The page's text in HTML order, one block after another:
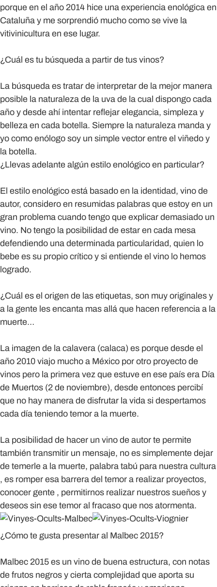
porque en el año 2014 hice una experiencia enológica en
Cataluña y me sorprendió mucho como se vive la
vitivinicultura en ese lugar.
¿Cuál es tu búsqueda a partir de tus vinos?
La búsqueda es tratar de interpretar de la mejor manera
posible la naturaleza de la uva de la cual dispongo cada
año y desde ahí intentar reflejar elegancia, simpleza y
belleza en cada botella. Siempre la naturaleza manda y
yo como enólogo soy un simple vector entre el viñedo y
la botella.
¿Llevas adelante algún estilo enológico en particular?
El estilo enológico está basado en la identidad, vino de
autor, considero en resumidas palabras que estoy en un
gran problema cuando tengo que explicar demasiado un
vino. No tengo la posibilidad de estar en cada mesa
defendiendo una determinada particularidad, quien lo
bebe es su propio crítico y si entiende el vino lo hemos
logrado.
¿Cuál es el origen de las etiquetas, son muy originales y
a la gente les encanta mas allá que hacen referencia a la
muerte…
La imagen de la calavera (calaca) es porque desde el
año 2010 viajo mucho a México por otro proyecto de
vinos pero la primera vez que estuve en ese país era Día
de Muertos (2 de noviembre), desde entonces percibí
que no hay manera de disfrutar la vida si despertamos
cada día teniendo temor a la muerte.
La posibilidad de hacer un vino de autor te permite
también transmitir un mensaje, no es simplemente dejar
de temerle a la muerte, palabra tabú para nuestra cultura
, es romper esa barrera del temor a realizar proyectos,
conocer gente , permitirnos realizar nuestros sueños y
deseos sin ese temor al fracaso que nos atormenta.
¿Cómo te gusta presentar al Malbec 2015?
Malbec 2015 es un vino de buena estructura, con notas
de frutos negros y cierta complejidad que aporta su